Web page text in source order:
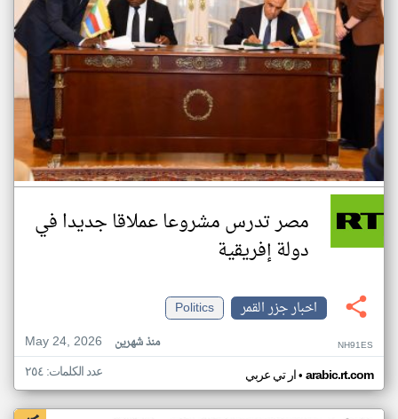
مصر تدرس مشروعا عملاقا جديدا في
دولة إفريقية
اخبار جزر القمر
Politics
May 24, 2026
منذ شهرين NH91ES
ار تي عربي• arabic.rt.com عدد الكلمات: ٢٥٤